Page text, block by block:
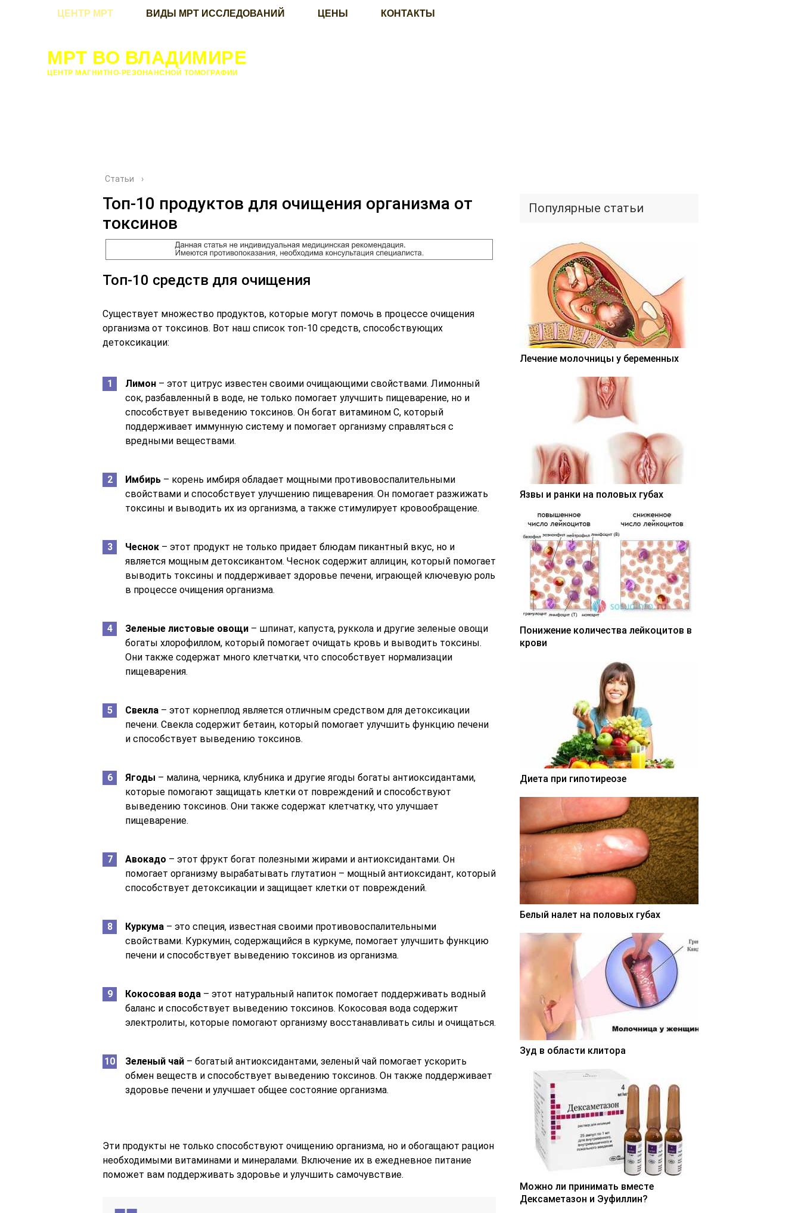
ЦЕНТР МРТ ВИДЫ МРТ ИССЛЕДОВАНИЙ ЦЕНЫ КОНТАКТЫ
МРТ ВО ВЛАДИМИРЕ
ЦЕНТР МАГНИТНО-РЕЗОНАНСНОЙ ТОМОГРАФИИ
Статьи ›
Топ-10 продуктов для очищения организма от
токсинов
Топ-10 средств для очищения
Существует множество продуктов, которые могут помочь в процессе очищения
организма от токсинов. Вот наш список топ-10 средств, способствующих
детоксикации:
Лимон – этот цитрус известен своими очищающими свойствами. Лимонный
сок, разбавленный в воде, не только помогает улучшить пищеварение, но и
способствует выведению токсинов. Он богат витамином C, который
поддерживает иммунную систему и помогает организму справляться с
вредными веществами.
Имбирь – корень имбиря обладает мощными противовоспалительными
свойствами и способствует улучшению пищеварения. Он помогает разжижать
токсины и выводить их из организма, а также стимулирует кровообращение.
Чеснок – этот продукт не только придает блюдам пикантный вкус, но и
является мощным детоксикантом. Чеснок содержит аллицин, который помогает
выводить токсины и поддерживает здоровье печени, играющей ключевую роль
в процессе очищения организма.
Зеленые листовые овощи – шпинат, капуста, руккола и другие зеленые овощи
богаты хлорофиллом, который помогает очищать кровь и выводить токсины.
Они также содержат много клетчатки, что способствует нормализации
пищеварения.
Свекла – этот корнеплод является отличным средством для детоксикации
печени. Свекла содержит бетаин, который помогает улучшить функцию печени
и способствует выведению токсинов.
Ягоды – малина, черника, клубника и другие ягоды богаты антиоксидантами,
которые помогают защищать клетки от повреждений и способствуют
выведению токсинов. Они также содержат клетчатку, что улучшает
пищеварение.
Авокадо – этот фрукт богат полезными жирами и антиоксидантами. Он
помогает организму вырабатывать глутатион – мощный антиоксидант, который
способствует детоксикации и защищает клетки от повреждений.
Куркума – это специя, известная своими противовоспалительными
свойствами. Куркумин, содержащийся в куркуме, помогает улучшить функцию
печени и способствует выведению токсинов из организма.
Кокосовая вода – этот натуральный напиток помогает поддерживать водный
баланс и способствует выведению токсинов. Кокосовая вода содержит
электролиты, которые помогают организму восстанавливать силы и очищаться.
Зеленый чай – богатый антиоксидантами, зеленый чай помогает ускорить
обмен веществ и способствует выведению токсинов. Он также поддерживает
здоровье печени и улучшает общее состояние организма.
Эти продукты не только способствуют очищению организма, но и обогащают рацион
необходимыми витаминами и минералами. Включение их в ежедневное питание
поможет вам поддерживать здоровье и улучшить самочувствие.
Популярные статьи
Лечение молочницы у беременных
Язвы и ранки на половых губах
Понижение количества лейкоцитов в
крови
Диета при гипотиреозе
Белый налет на половых губах
Зуд в области клитора
Можно ли принимать вместе
Дексаметазон и Эуфиллин?